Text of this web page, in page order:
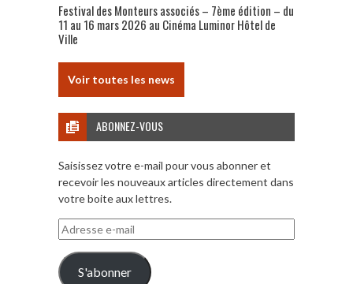
Festival des Monteurs associés – 7ème édition – du
11 au 16 mars 2026 au Cinéma Luminor Hôtel de
Ville
Voir toutes les news
ABONNEZ-VOUS
Saisissez votre e-mail pour vous abonner et
recevoir les nouveaux articles directement dans
votre boite aux lettres.
Adresse
e-
mail
S'abonner